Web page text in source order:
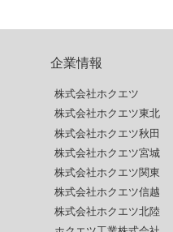
企業情報
株式会社ホクエツ
株式会社ホクエツ東北
株式会社ホクエツ秋田
株式会社ホクエツ宮城
株式会社ホクエツ関東
株式会社ホクエツ信越
株式会社ホクエツ北陸